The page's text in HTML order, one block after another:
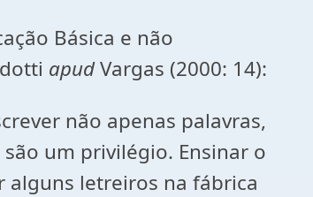
Básica e não
apudVargas (2000: 14):
não apenas palavras,
um privilégio. Ensinar o
alguns letreiros na fábrica